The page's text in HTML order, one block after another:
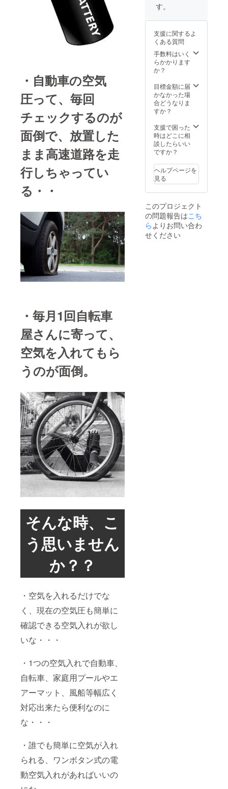
・自動車の空気
圧って、毎回
チェックするのが
面倒で、放置した
まま高速道路を走
行しちゃってい
る・・
・毎月1回自転車
屋さんに寄って、
空気を入れてもら
うのが面倒。
そんな時、こ
う思いません
か？？
・空気を入れるだけでな
く、現在の空気圧も簡単に
確認できる空気入れが欲し
いな・・・
・1つの空気入れで自動車、
自転車、家庭用プールやエ
アーマット、風船等幅広く
対応出来たら便利なのに
な・・・
・誰でも簡単に空気が入れ
られる、ワンボタン式の電
動空気入れがあればいいの
※商品の
デザイ
ンに関
しまし
ては一
部変更
可能性
もござ
いま
す。ご
ださ
い。
す。
支援に関するよ
くある質問
手数料はいく
らかかります
か？
目標金額に届
かなかった場
合どうなりま
すか？
支援で困った
時はどこに相
談したらいい
ですか？
ヘルプページを
見る
このプロジェクト
の問題報告はこち
ら よりお問い合わ
せください